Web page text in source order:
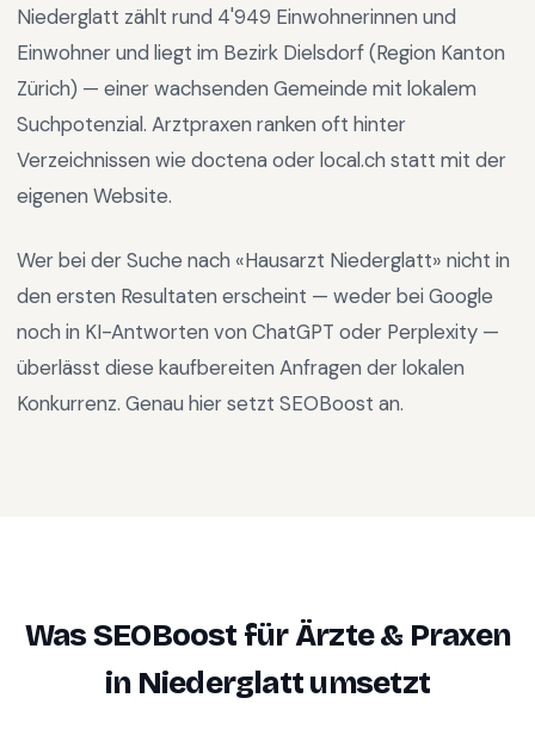
Niederglatt zählt rund 4'949 Einwohnerinnen und
Einwohner und liegt im Bezirk Dielsdorf(Region Kanton
Zürich) — einer wachsenden Gemeinde mit lokalem
Suchpotenzial. Arztpraxen ranken oft hinter
Verzeichnissen wie doctena oder local.ch statt mit der
eigenen Website.
Wer bei der Suche nach «Hausarzt Niederglatt» nicht in
den ersten Resultaten erscheint — weder bei Google
noch in KI-Antworten von ChatGPT oder Perplexity —
überlässt diese kaufbereiten Anfragen der lokalen
Konkurrenz. Genau hier setzt SEOBoost an.
Was SEOBoost fürÄrzte & Praxen
in Niederglattumsetzt